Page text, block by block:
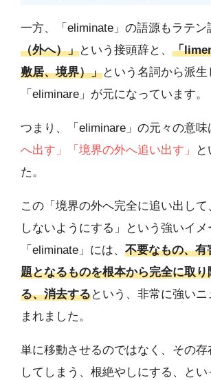
一方、「eliminate」の語源もラテン
（外へ）」という接頭辞と、 「
敷居、境界）」という名詞から派生
「eliminare」が元になっています。
つまり、「eliminare」の元々の意味
へ出す」「境界の外へ追い出す」
た。
この「境界の外へ完全に追い出し
しないようにする」という強いイメ
「eliminate」には、 不要なもの、有
題となるものを根本から完全に取
る、消去するという、非常に強い
まれました。
単に移動させるのではなく、その存
してしまう、根絶やしにする、と